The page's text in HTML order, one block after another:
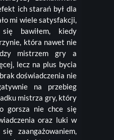
ich starań był dla
mi wiele satysfakcji,
bawiłem, kiedy
która nawet nie
mistrzem gry a
lecz na plus bycia
doświadczenia nie
na przebieg
mistrza gry, który
gorsza nie chce się
oraz luki w
zaangażowaniem,